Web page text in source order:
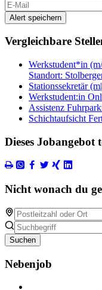
Alert speichern
Vergleichbare
Werkstudent*in
Standort:
Stationssekretär
Werkstudent:in
Assistenz
Schichtaufsicht
Dieses Jobangebot
Nicht wonach du
Suchen
Nebenjob